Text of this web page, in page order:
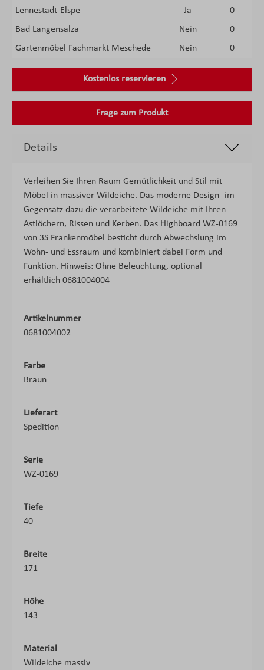
Lennestadt-Elspe
Ja
0
Bad Langensalza
Nein
0
Gartenmöbel Fachmarkt Meschede
Nein 0
Kostenlos reservieren
Frage zum Produkt
Details
Verleihen Sie Ihren Raum Gemütlichkeit und Stil mit
Möbel in massiver Wildeiche. Das moderne Design- im
Gegensatz dazu die verarbeitete Wildeiche mit Ihren
Astlöchern, Rissen und Kerben. Das Highboard WZ-0169
von 3S Frankenmöbel besticht durch Abwechslung im
Wohn- und Essraum und kombiniert dabei Form und
Funktion. Hinweis: Ohne Beleuchtung, optional
erhältlich 0681004004
Artikelnummer
0681004002
Farbe
Braun
Lieferart
Spedition
Serie
WZ-0169
Tiefe
40
Breite
171
Höhe
143
Material
Wildeiche massiv